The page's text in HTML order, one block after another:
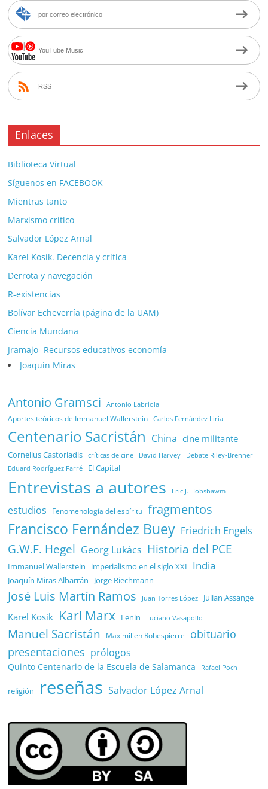
por correo electrónico
YouTube Music
RSS
Enlaces
Biblioteca Virtual
Síguenos en FACEBOOK
Mientras tanto
Marxismo crítico
Salvador López Arnal
Karel Kosík. Decencia y crítica
Derrota y navegación
R-existencias
Bolívar Echeverría (página de la UAM)
Ciencía Mundana
Jramajo- Recursos educativos economía
Joaquín Miras
Antonio Gramsci Antonio Labriola
Aportes teóricos de Immanuel Wallerstein Carlos Fernández Liria
Centenario Sacristán China cine militante
Cornelius Castoriadis críticas de cine David Harvey Debate Riley-Brenner
Eduard Rodríguez Farré El Capital
Entrevistas a autores Eric J. Hobsbawm
estudios Fenomenología del espíritu fragmentos
Francisco Fernández Buey Friedrich Engels
G.W.F. Hegel Georg Lukács Historia del PCE
Immanuel Wallerstein imperialismo en el siglo XXI India
Joaquín Miras Albarrán Jorge Riechmann
José Luis Martín Ramos Juan Torres López Julian Assange
Karel Kosík Karl Marx Lenin Luciano Vasapollo
Manuel Sacristán Maximilien Robespierre
obituario
presentaciones prólogos
Quinto Centenario de la Escuela de Salamanca Rafael Poch
religión reseñas Salvador López Arnal